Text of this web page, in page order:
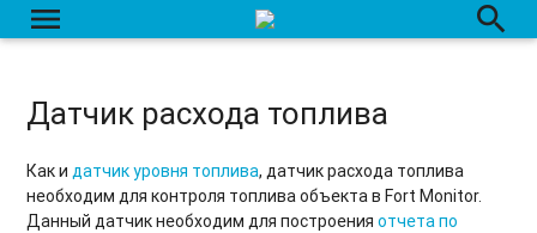
menu search
Датчик расхода топлива
Как идатчик уровня топлива, датчик расхода топлива
необходим для контроля топлива объекта в Fort Monitor.
Данный датчик необходим для построенияотчета по